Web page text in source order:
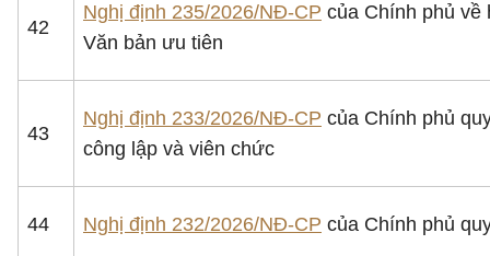
42
Nghị định 235/2026/NĐ-CP của Chính phủ về
Văn bản ưu tiên
43
Nghị định 233/2026/NĐ-CP của Chính phủ
công lập và viên chức
44 Nghị định 232/2026/NĐ-CP của Chính phủ